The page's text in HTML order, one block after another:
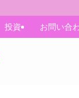
投資 お問い合